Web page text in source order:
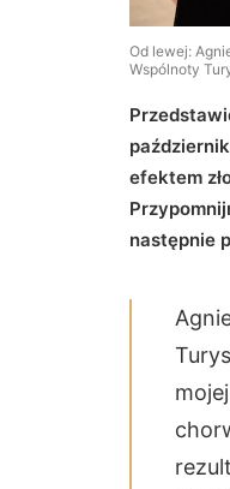
Od lewej:
Wspólnoty
efektem
następnie